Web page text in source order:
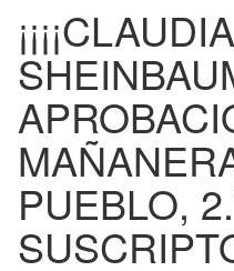
¡¡¡¡CLAUDIA
PUEBLO,